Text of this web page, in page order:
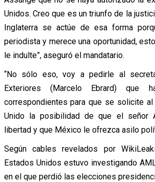
Unidos. Creo que es un triunfo de la
Inglaterra se actúe de esa forma
periodista y merece una oportunidad,
le indulte”, aseguró el mandatario.
“No sólo eso, voy a pedirle al
Exteriores (Marcelo Ebrard) que
correspondientes para que se solicite
Unido la posibilidad de que el señor
libertad y que México le ofrezca asilo
Según cables revelados por
Estados Unidos estuvo investigando
en el que perdió las elecciones